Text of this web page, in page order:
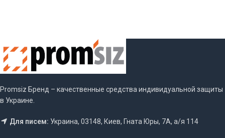
Promsiz Бренд – качественные средства индивидуальной защиты
в Украине.
Для писем: Украина, 03148, Киев, Гната Юры, 7А, а/я 114